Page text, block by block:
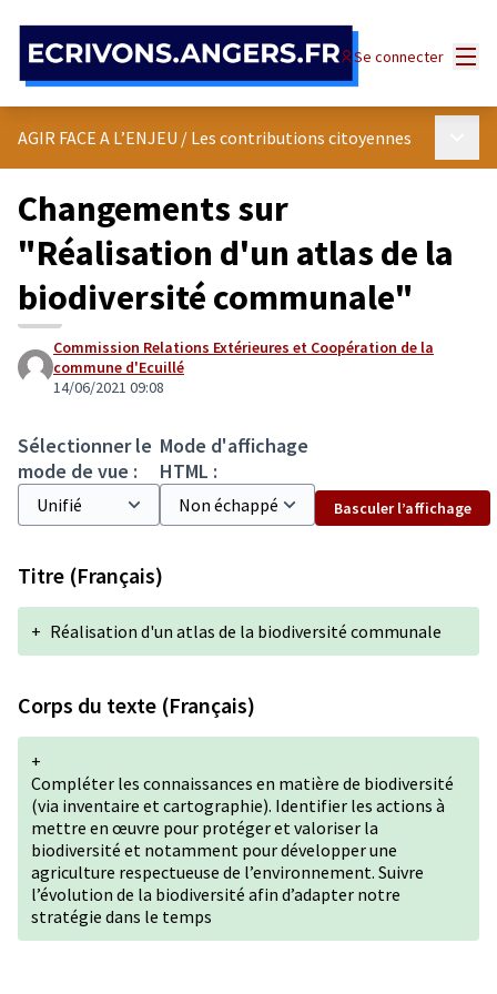
Se connecter
AGIR FACE A L’ENJEU / Les contributions citoyennes
Changements sur
"Réalisation d'un atlas de la
biodiversité communale"
Commission Relations Extérieures et Coopération de la
commune d'Ecuillé
14/06/2021 09:08
Sélectionner le
mode de vue :
Mode d'affichage
HTML :
Basculer l’affichage
Titre (Français)
+ Réalisation d'un atlas de la biodiversité communale
Corps du texte (Français)
+
Compléter les connaissances en matière de biodiversité
(via inventaire et cartographie). Identifier les actions à
mettre en œuvre pour protéger et valoriser la
biodiversité et notamment pour développer une
agriculture respectueuse de l’environnement. Suivre
l’évolution de la biodiversité afin d’adapter notre
stratégie dans le temps